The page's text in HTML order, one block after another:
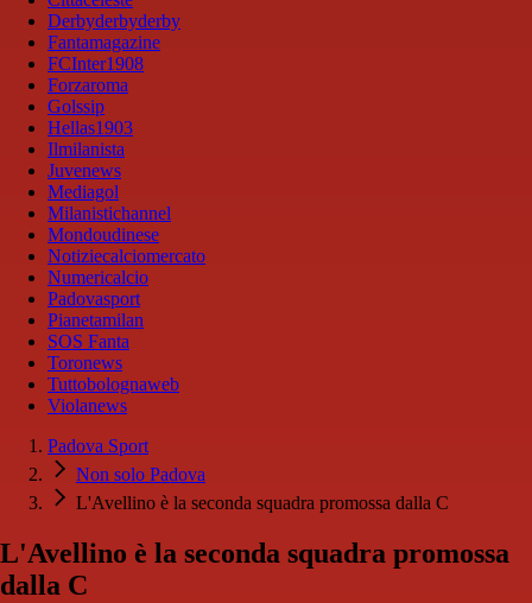
Derbyderbyderby
Fantamagazine
FCInter1908
Forzaroma
Golssip
Hellas1903
Ilmilanista
Juvenews
Mediagol
Milanistichannel
Mondoudinese
Notiziecalciomercato
Numericalcio
Padovasport
Pianetamilan
SOS Fanta
Toronews
Tuttobolognaweb
Violanews
Padova Sport
Non solo Padova
L'Avellino è la seconda squadra promossa dalla C
L'Avellino è la seconda squadra promossa
dalla C